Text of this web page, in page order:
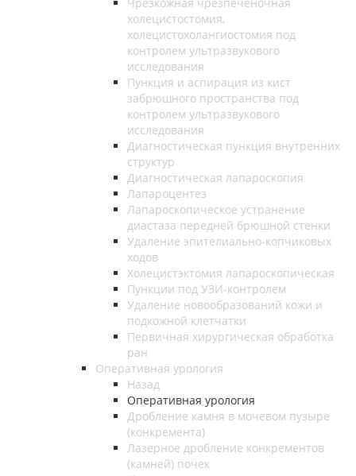
холецистостомия,
холецистохолангиостомия под
контролем ультразвукового
исследования
Пункция и аспирация из кист
забрюшного пространства под
контролем ультразвукового
исследования
Диагностическая пункция внутренних
структур
Диагностическая лапароскопия
Лапароцентез
Лапароскопическое устранение
диастаза передней брюшной стенки
Удаление эпителиально-копчиковых
ходов
Холецистэктомия лапароскопическая
Пункции под УЗИ-контролем
Удаление новообразований кожи и
подкожной клетчатки
Первичная хирургическая обработка
ран
Оперативная урология
Назад
Оперативная урология
Дробление камня в мочевом пузыре
(конкремента)
Лазерное дробление конкрементов
(камней) почек